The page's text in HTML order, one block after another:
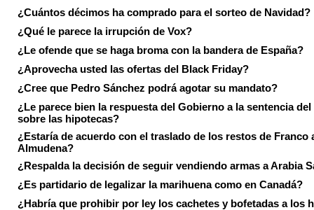
¿Cuántos décimos ha comprado para el sorteo de Navidad?
¿Qué le parece la irrupción de Vox?
¿Le ofende que se haga broma con la bandera de España?
¿Aprovecha usted las ofertas del Black Friday?
¿Cree que Pedro Sánchez podrá agotar su mandato?
¿Le parece bien la respuesta del Gobierno a la sentencia
sobre las hipotecas?
¿Estaría de acuerdo con el traslado de los restos de Franco
Almudena?
¿Respalda la decisión de seguir vendiendo armas a Arabia
¿Es partidario de legalizar la marihuena como en Canadá?
¿Habría que prohibir por ley los cachetes y bofetadas a los